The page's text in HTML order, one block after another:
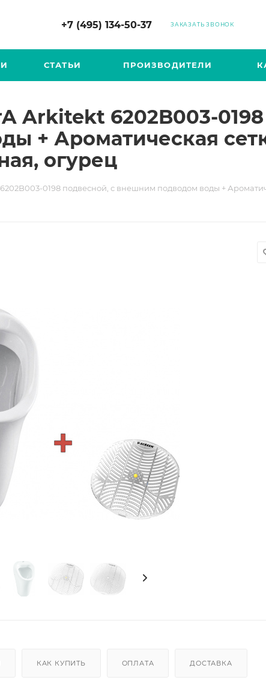
+7 (495) 134-50-37 ЗАКАЗАТЬ ЗВОНОК
СТАТЬИ ПРОИЗВОДИТЕЛИ
Arkitekt 6202B003-
+ Ароматическая
огурец
0198 подвесной, с внешним подводом воды +
КАК КУПИТЬ ОПЛАТА ДОСТАВКА